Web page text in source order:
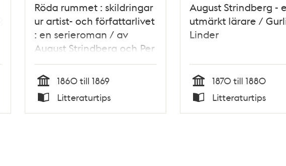
Röda rummet : skildringar
ur artist- och författarlivet
: en serieroman / av
August Strindberg och Per
Demervall
Tid
1860 till 1869
Litteraturtips
August Strindberg -
utmärkt lärare /
Linder
Tid
1870 till 1880
Litteraturtips